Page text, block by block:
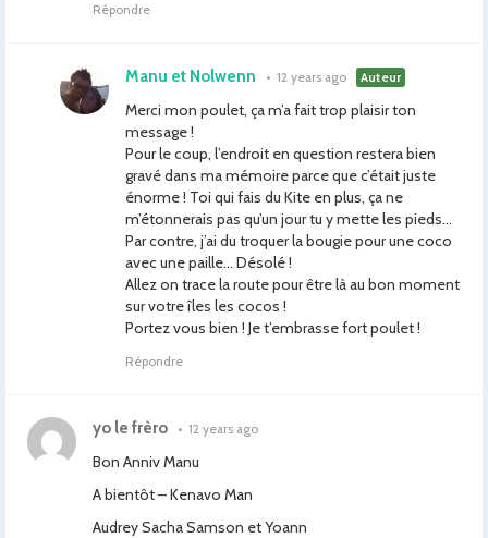
Répondre
Manu et Nolwenn • 12 years ago Auteur
Merci mon poulet, ça m’a fait trop plaisir ton
message !
Pour le coup, l’endroit en question restera bien
gravé dans ma mémoire parce que c’était juste
énorme ! Toi qui fais du Kite en plus, ça ne
m’étonnerais pas qu’un jour tu y mette les pieds…
Par contre, j’ai du troquer la bougie pour une coco
avec une paille… Désolé !
Allez on trace la route pour être là au bon moment
sur votre îles les cocos !
Portez vous bien ! Je t’embrasse fort poulet !
Répondre
yo le frèro • 12 years ago
Bon Anniv Manu
A bientôt – Kenavo Man
Audrey Sacha Samson et Yoann